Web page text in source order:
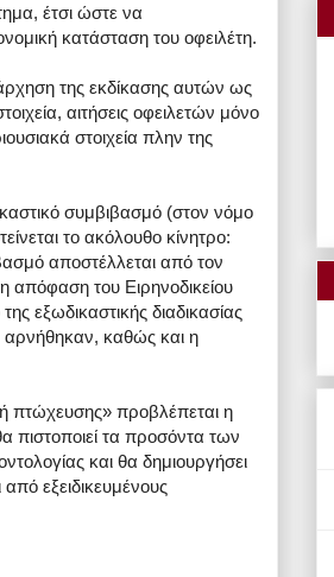
έτσι ώστε να
κατάσταση του οφειλέτη.
της εκδίκασης αυτών ως
αιτήσεις οφειλετών μόνο
στοιχεία πλην της
συμβιβασμό (στον νόμο
το ακόλουθο κίνητρο:
αποστέλλεται από τον
απόφαση του Ειρηνοδικείου
εξωδικαστικής διαδικασίας
καθώς και η
πτώχευσης» προβλέπεται η
πιστοποιεί τα προσόντα των
και θα δημιουργήσει
εξειδικευμένους